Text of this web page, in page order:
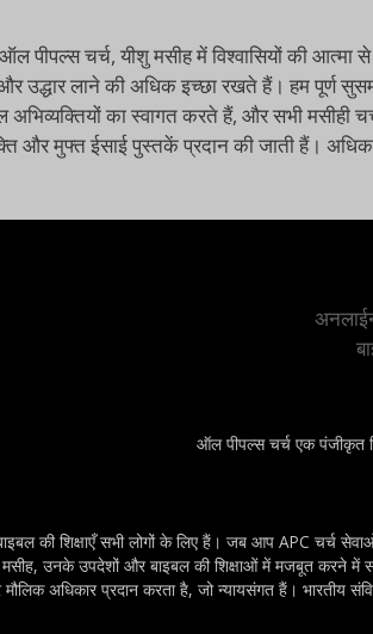
पीपल्स चर्च, यीशु मसीह में विश्वासियों की आत्मा
उद्धार लाने की अधिक इच्छा रखते हैं। हम पूर्ण
अभिव्यक्तियों का स्वागत करते हैं, और सभी मसीही
और मुफ्त ईसाई पुस्तकें प्रदान की जाती हैं।
ऑल पीपल्स चर्च एक पंजीकृत
की शिक्षाएँ सभी लोगों के लिए हैं। जब आप APC चर्च
उनके उपदेशों और बाइबल की शिक्षाओं में मजबूत करने में
अधिकार प्रदान करता है, जो न्यायसंगत हैं। भारतीय